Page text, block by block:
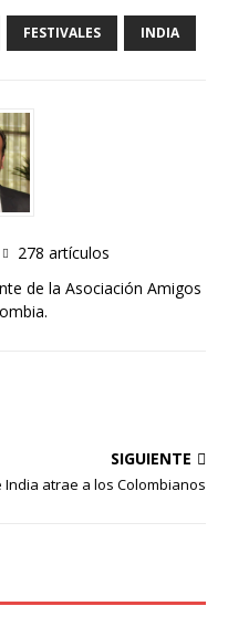
FESTIVALES INDIA
278 artículos
de la Asociación Amigos
SIGUIENTE
India atrae a los Colombianos